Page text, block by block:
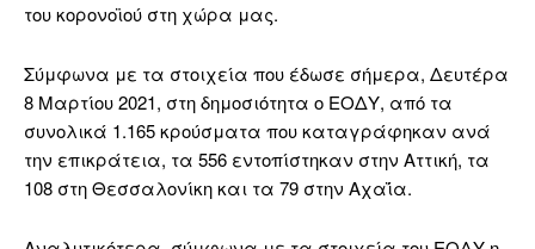
του κορονοϊού στη χώρα μας.
Σύμφωνα με τα στοιχεία που έδωσε σήμερα, Δευτέρα
8 Μαρτίου 2021, στη δημοσιότητα ο ΕΟΔΥ, από τα
συνολικά 1.165 κρούσματα που καταγράφηκαν ανά
την επικράτεια, τα 556 εντοπίστηκαν στην Αττική, τα
108 στη Θεσσαλονίκη και τα 79 στην Αχαΐα.